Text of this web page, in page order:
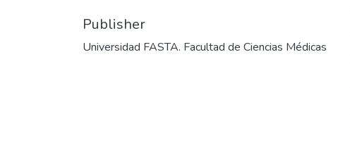
Publisher
Universidad FASTA. Facultad de Ciencias Médicas